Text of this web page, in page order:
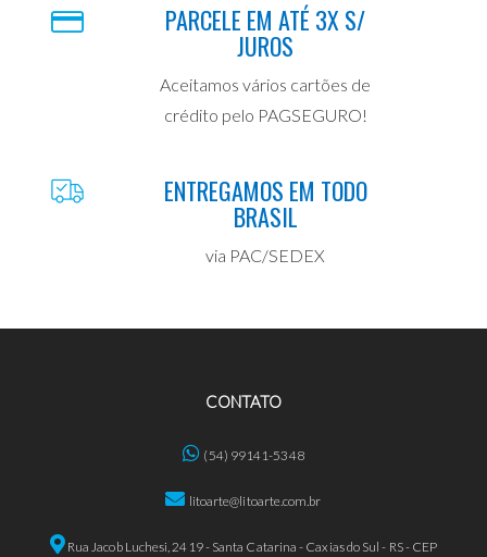
PARCELE EM ATÉ 3X S/
JUROS
Aceitamos vários cartões de
crédito pelo PAGSEGURO!
ENTREGAMOS EM TODO
BRASIL
via PAC/SEDEX
CONTATO
(54) 99141-5348
litoarte@litoarte.com.br
Rua Jacob Luchesi, 2419 - Santa Catarina - Caxias do Sul - RS - CEP